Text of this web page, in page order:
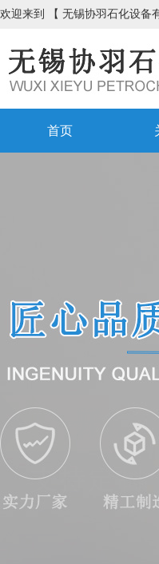
欢迎来到 【 无锡协羽石化设备
首页